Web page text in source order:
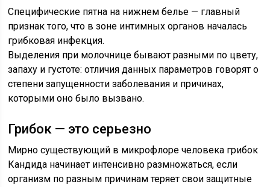
Специфические пятна на нижнем белье — главный
признак того, что в зоне интимных органов началась
грибковая инфекция.
Выделения при молочнице бывают разными по цвету,
запаху и густоте: отличия данных параметров говорят о
степени запущенности заболевания и причинах,
которыми оно было вызвано.
Грибок — это серьезно
Мирно существующий в микрофлоре человека грибок
Кандида начинает интенсивно размножаться, если
организм по разным причинам теряет свои защитные